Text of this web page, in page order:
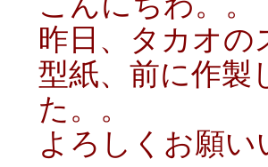
昨日、タカオの
型紙、前に作製
た。。
よろしくお願